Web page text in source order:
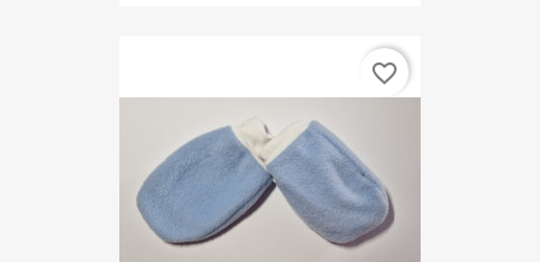
favorite_border